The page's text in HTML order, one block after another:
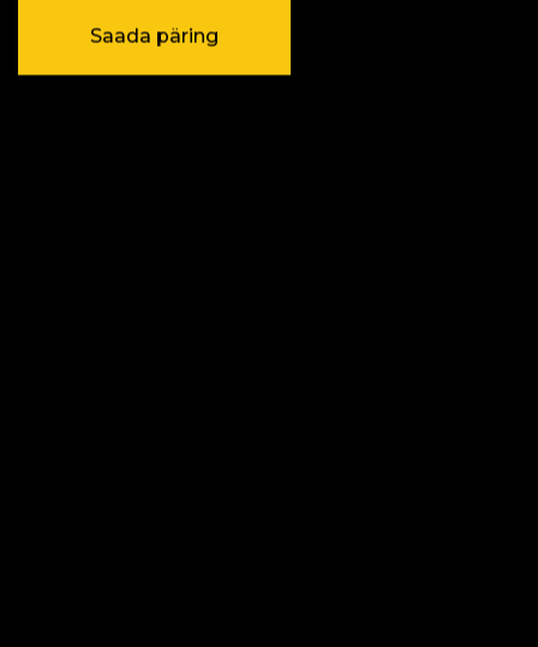
Saada päring